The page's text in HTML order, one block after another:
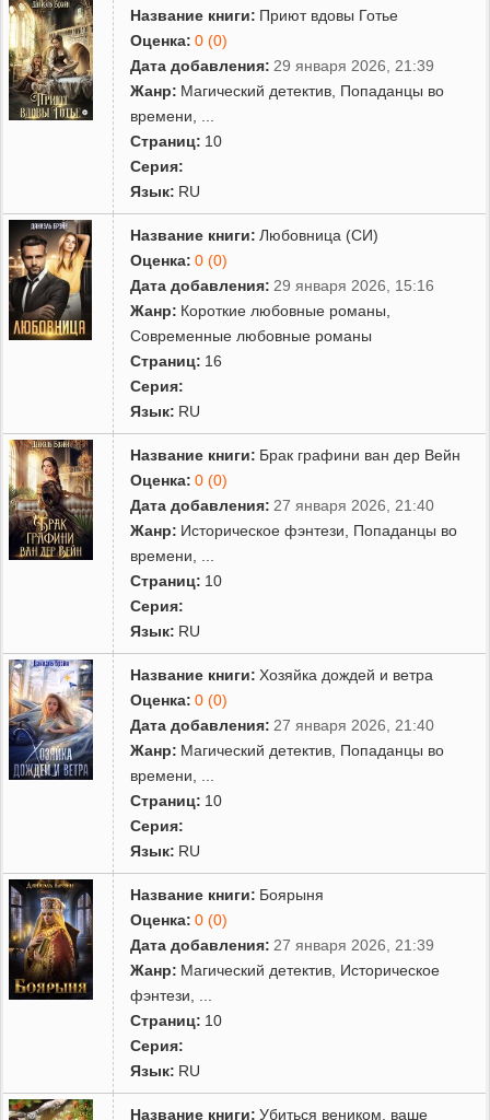
Название книги: Приют вдовы Готье
Оценка: 0 (0)
Дата добавления: 29 января 2026, 21:39
Жанр: Магический детектив Попаданцы во
времени
Страниц: 10
Серия:
Язык: RU
Название книги: Любовница (СИ)
Оценка: 0 (0)
Дата добавления: 29 января 2026, 15:16
Жанр: Короткие любовные романы
Современные любовные романы
Страниц: 16
Серия:
Язык: RU
Название книги: Брак графини ван дер Вейн
Оценка: 0 (0)
Дата добавления: 27 января 2026, 21:40
Жанр: Историческое фэнтези
Попаданцы во
времени
Страниц: 10
Серия:
Язык: RU
Название книги: Хозяйка дождей и ветра
Оценка: 0 (0)
Дата добавления: 27 января 2026, 21:40
Жанр: Магический детектив Попаданцы во
времени
Страниц: 10
Серия:
Язык: RU
Название книги: Боярыня
Оценка: 0 (0)
Дата добавления: 27 января 2026, 21:39
Жанр: Магический детектив Историческое
фэнтези
Страниц: 10
Серия:
Язык: RU
Название книги: Убиться веником, ваше